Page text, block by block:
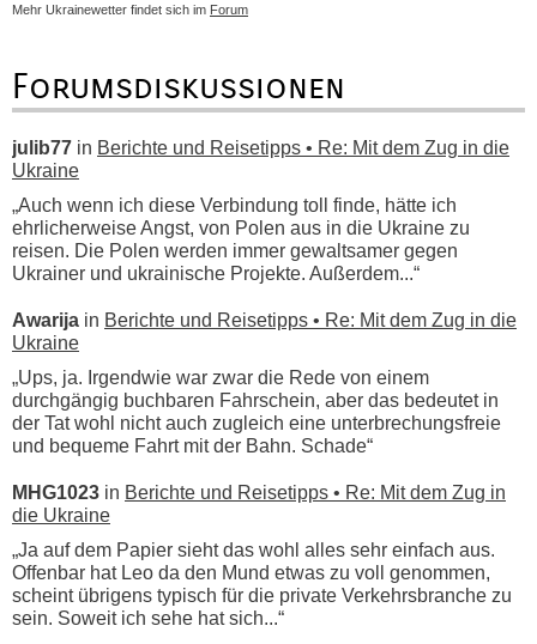
Mehr Ukrainewetter findet sich im Forum
Forumsdiskussionen
julib77 in Berichte und Reisetipps • Re: Mit dem Zug in die
Ukraine
„Auch wenn ich diese Verbindung toll finde, hätte ich
ehrlicherweise Angst, von Polen aus in die Ukraine zu
reisen. Die Polen werden immer gewaltsamer gegen
Ukrainer und ukrainische Projekte. Außerdem...“
Awarija in Berichte und Reisetipps • Re: Mit dem Zug in die
Ukraine
„Ups, ja. Irgendwie war zwar die Rede von einem
durchgängig buchbaren Fahrschein, aber das bedeutet in
der Tat wohl nicht auch zugleich eine unterbrechungsfreie
und bequeme Fahrt mit der Bahn. Schade“
MHG1023 in Berichte und Reisetipps • Re: Mit dem Zug in
die Ukraine
„Ja auf dem Papier sieht das wohl alles sehr einfach aus.
Offenbar hat Leo da den Mund etwas zu voll genommen,
scheint übrigens typisch für die private Verkehrsbranche zu
sein. Soweit ich sehe hat sich...“